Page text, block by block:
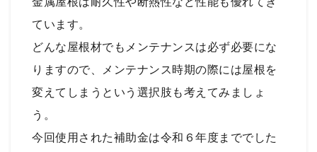
ています。
どんな屋根材でもメンテナンスは必ず必要にな
りますので、メンテナンス時期の際には屋根を
変えてしまうという選択肢も考えてみましょ
う。
今回使用された補助金は令和６年度まででした